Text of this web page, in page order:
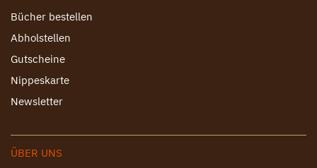
Bücher bestellen
Abholstellen
Gutscheine
Nippeskarte
Newsletter
ÜBER UNS